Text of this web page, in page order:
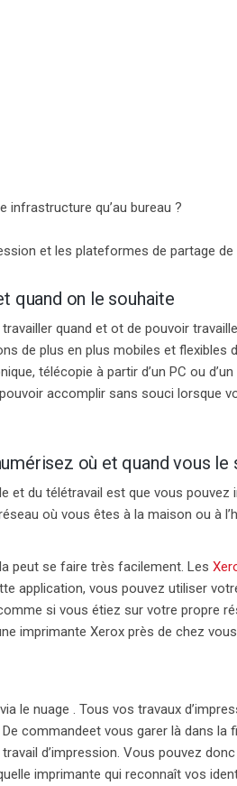
infrastructure qu’au bureau ?
et les plateformes de partage
quand on le souhaite
quand et ot de pouvoir
de plus en plus mobiles et flexibles
télécopie à partir d’un PC ou
accomplir sans souci lorsque
où et quand vous le
et du télétravail est que vous pouvez
où vous êtes à la maison ou à
peut se faire très facilement. Les
application, vous pouvez utiliser
si vous étiez sur votre propre
imprimante Xerox près de chez
le nuage . Tous vos travaux
e commandeet vous garer là dans la
d’impression. Vous pouvez donc
imprimante qui reconnaît vos